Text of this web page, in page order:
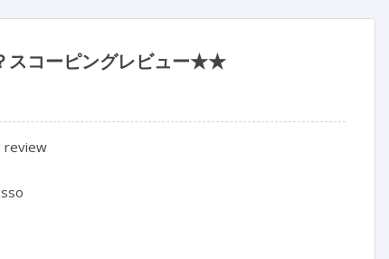
スコーピングレビュー★★
review